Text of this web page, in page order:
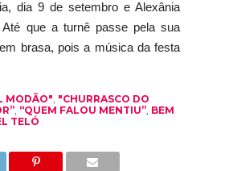
dia 9 de setembro e Alexânia
que a turnê passe pela sua
brasa, pois a música da festa
MODÃO" "CHURRASCO DO
, “QUEM FALOU MENTIU”, BEM
TELÓ